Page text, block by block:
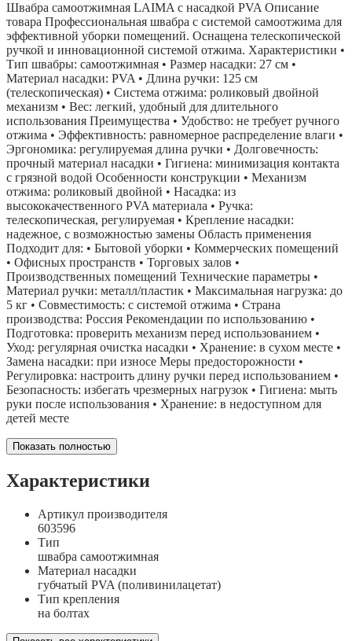
Швабра самоотжимная LAIMA с насадкой PVA Описание
товара Профессиональная швабра с системой самоотжима для
эффективной уборки помещений. Оснащена телескопической
ручкой и инновационной системой отжима. Характеристики •
Тип швабры: самоотжимная • Размер насадки: 27 см •
Материал насадки: PVA • Длина ручки: 125 см
(телескопическая) • Система отжима: роликовый двойной
механизм • Вес: легкий, удобный для длительного
использования Преимущества • Удобство: не требует ручного
отжима • Эффективность: равномерное распределение влаги •
Эргономика: регулируемая длина ручки • Долговечность:
прочный материал насадки • Гигиена: минимизация контакта
с грязной водой Особенности конструкции • Механизм
отжима: роликовый двойной • Насадка: из
высококачественного PVA материала • Ручка:
телескопическая, регулируемая • Крепление насадки:
надежное, с возможностью замены Область применения
Подходит для: • Бытовой уборки • Коммерческих помещений
• Офисных пространств • Торговых залов •
Производственных помещений Технические параметры •
Материал ручки: металл/пластик • Максимальная нагрузка: до
5 кг • Совместимость: с системой отжима • Страна
производства: Россия Рекомендации по использованию •
Подготовка: проверить механизм перед использованием •
Уход: регулярная очистка насадки • Хранение: в сухом месте •
Замена насадки: при износе Меры предосторожности •
Регулировка: настроить длину ручки перед использованием •
Безопасность: избегать чрезмерных нагрузок • Гигиена: мыть
руки после использования • Хранение: в недоступном для
детей месте
Показать полностью
Характеристики
Артикул производителя
603596
Тип
швабра самоотжимная
Материал насадки
губчатый PVA (поливинилацетат)
Тип крепления
на болтах